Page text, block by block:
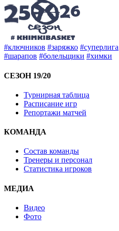
#ключников #заряжко #суперлига
#шарапов #болельщики #химки
СЕЗОН 19/20
Турнирная таблица
Расписание игр
Репортажи матчей
КОМАНДА
Состав команды
Тренеры и персонал
Статистика игроков
МЕДИА
Видео
Фото